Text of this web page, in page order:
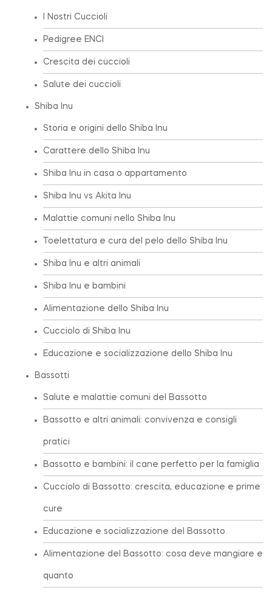
I Nostri Cuccioli
Pedigree ENCI
Crescita dei cuccioli
Salute dei cuccioli
Shiba Inu
Storia e origini dello Shiba Inu
Carattere dello Shiba Inu
Shiba Inu in casa o appartamento
Shiba Inu vs Akita Inu
Malattie comuni nello Shiba Inu
Toelettatura e cura del pelo dello Shiba Inu
Shiba Inu e altri animali
Shiba Inu e bambini
Alimentazione dello Shiba Inu
Cucciolo di Shiba Inu
Educazione e socializzazione dello Shiba Inu
Bassotti
Salute e malattie comuni del Bassotto
Bassotto e altri animali: convivenza e consigli
pratici
Bassotto e bambini: il cane perfetto per la famiglia
Cucciolo di Bassotto: crescita, educazione e prime
cure
Educazione e socializzazione del Bassotto
Alimentazione del Bassotto: cosa deve mangiare e
quanto